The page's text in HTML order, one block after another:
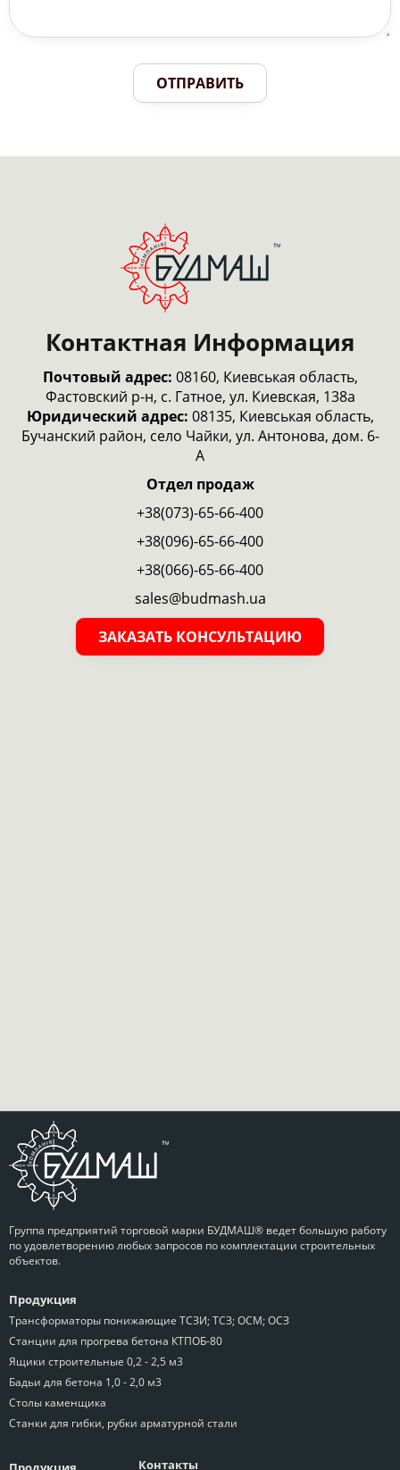
ОТПРАВИТЬ
Контактная Информация
Почтовый адрес: 08160, Киевськая область,
Фастовский р-н, с. Гатное, ул. Киевская, 138а
Юридический адрес: 08135, Киевськая область,
Бучанский район, село Чайки, ул. Антонова, дом. 6-
А
Отдел продаж
+38(073)-65-66-400
+38(096)-65-66-400
+38(066)-65-66-400
sales@budmash.ua
ЗАКАЗАТЬ КОНСУЛЬТАЦИЮ
Группа предприятий торговой марки БУДМАШ® ведет большую работу
по удовлетворению любых запросов по комплектации строительных
объектов.
Продукция
Трансформаторы понижающие ТСЗИ; ТСЗ; ОСМ; ОСЗ
Станции для прогрева бетона КТПОБ-80
Ящики строительные 0,2 - 2,5 м3
Бадьи для бетона 1,0 - 2,0 м3
Столы каменщика
Станки для гибки, рубки арматурной стали
Контакты